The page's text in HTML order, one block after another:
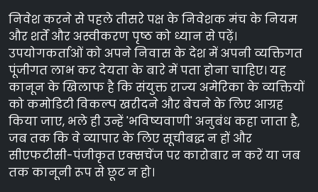
निवेश करने से पहले तीसरे पक्ष के निवेशक मंच के नियम
और शर्तें और अस्वीकरण पृष्ठ को ध्यान से पढ़ें।
उपयोगकर्ताओं को अपने निवास के देश में अपनी व्यक्तिगत
पूंजीगत लाभ कर देयता के बारे में पता होना चाहिए। यह
कानून के खिलाफ है कि संयुक्त राज्य अमेरिका के व्यक्तियों
को कमोडिटी विकल्प खरीदने और बेचने के लिए आग्रह
किया जाए, भले ही उन्हें 'भविष्यवाणी' अनुबंध कहा जाता है,
जब तक कि वे व्यापार के लिए सूचीबद्ध न हों और
सीएफटीसी-पंजीकृत एक्सचेंज पर कारोबार न करें या जब
तक कानूनी रूप से छूट न हो।